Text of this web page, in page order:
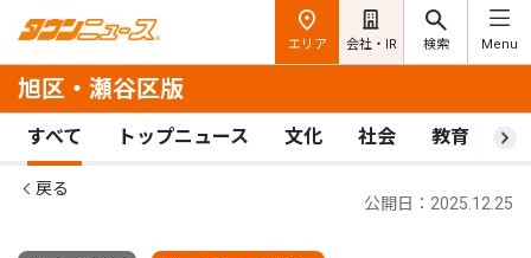
エリア 会社・IR 検索 Menu
旭区・瀬谷区版
すべて トップニュース 文化 社会 教育 ス
戻る
公開日：2025.12.25